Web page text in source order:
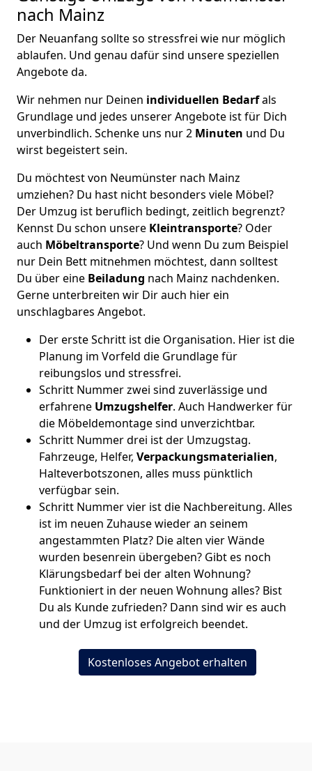
nach Mainz
Der Neuanfang sollte so stressfrei wie nur möglich
ablaufen. Und genau dafür sind unsere speziellen
Angebote da.
Wir nehmen nur Deinen individuellen Bedarfals
Grundlage und jedes unserer Angebote ist für Dich
unverbindlich. Schenke uns nur 2 Minuten und Du
wirst begeistert sein.
Du möchtest von Neumünster nach Mainz
umziehen? Du hast nicht besonders viele Möbel?
Der Umzug ist beruflich bedingt, zeitlich begrenzt?
Kennst Du schon unsere Kleintransporte? Oder
auch Möbeltransporte? Und wenn Du zum Beispiel
nur Dein Bett mitnehmen möchtest, dann solltest
Du über eine Beiladung nach Mainz nachdenken.
Gerne unterbreiten wir Dir auch hier ein
unschlagbares Angebot.
Der erste Schritt ist die Organisation. Hier ist die
Planung im Vorfeld die Grundlage für
reibungslos und stressfrei.
Schritt Nummer zwei sind zuverlässige und
erfahrene Umzugshelfer. Auch Handwerker für
die Möbeldemontage sind unverzichtbar.
Schritt Nummer drei ist der Umzugstag.
Fahrzeuge, Helfer, Verpackungsmaterialien,
Halteverbotszonen, alles muss pünktlich
verfügbar sein.
Schritt Nummer vier ist die Nachbereitung. Alles
ist im neuen Zuhause wieder an seinem
angestammten Platz? Die alten vier Wände
wurden besenrein übergeben? Gibt es noch
Klärungsbedarf bei der alten Wohnung?
Funktioniert in der neuen Wohnung alles? Bist
Du als Kunde zufrieden? Dann sind wir es auch
und der Umzug ist erfolgreich beendet.
Kostenloses Angebot erhalten